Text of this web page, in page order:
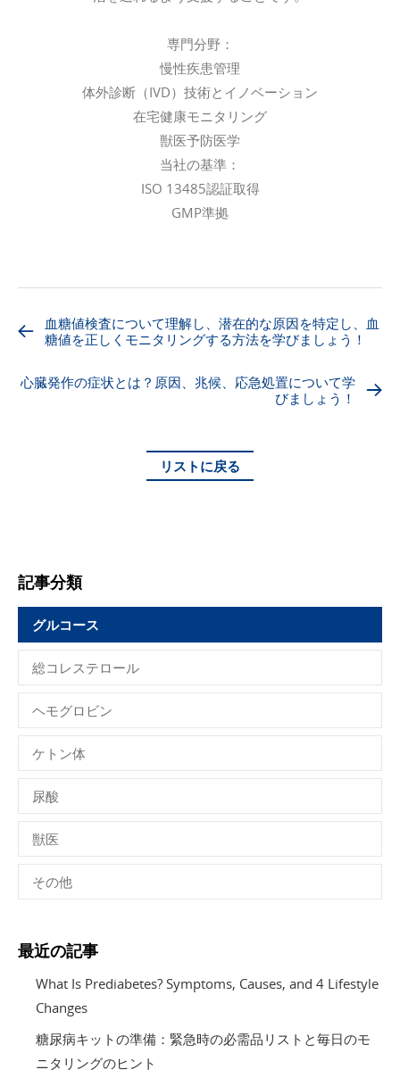
専門分野：
慢性疾患管理
体外診断（IVD）技術とイノベーション
在宅健康モニタリング
獣医予防医学
当社の基準：
ISO 13485認証取得
GMP準拠
血糖値検査について理解し、潜在的な原因を特定し、血
糖値を正しくモニタリングする方法を学びましょう！
心臓発作の症状とは？原因、兆候、応急処置について学
びましょう！
リストに戻る
記事分類
グルコース
総コレステロール
ヘモグロビン
ケトン体
尿酸
獣医
その他
最近の記事
What Is Prediabetes? Symptoms, Causes, and 4 Lifestyle
Changes
糖尿病キットの準備：緊急時の必需品リストと毎日のモ
ニタリングのヒント